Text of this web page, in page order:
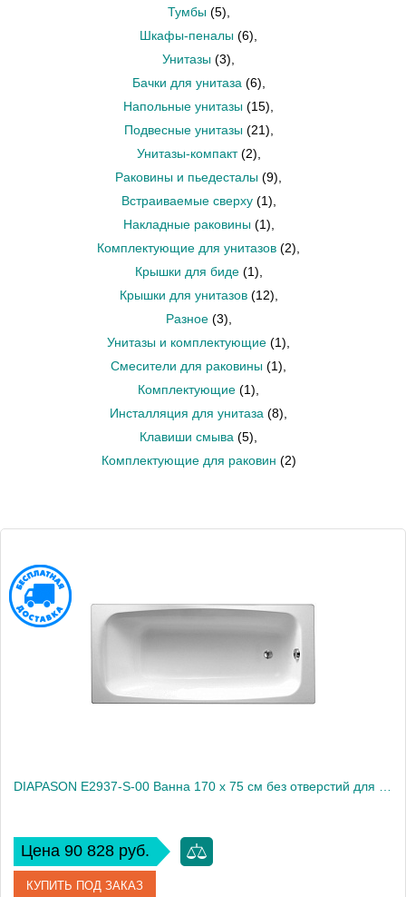
Тумбы (5)
Шкафы-пеналы (6)
Унитазы (3)
Бачки для унитаза (6)
Напольные унитазы (15)
Подвесные унитазы (21)
Унитазы-компакт (2)
Раковины и пьедесталы (9)
Встраиваемые сверху (1)
Накладные раковины (1)
Комплектующие для унитазов (2)
Крышки для биде (1)
Крышки для унитазов (12)
Разное (3)
Унитазы и комплектующие (1)
Смесители для раковины (1)
Комплектующие (1)
Инсталляция для унитаза (8)
Клавиши смыва (5)
Комплектующие для раковин (2)
Цена 90 828 руб.
КУПИТЬ ПОД ЗАКАЗ